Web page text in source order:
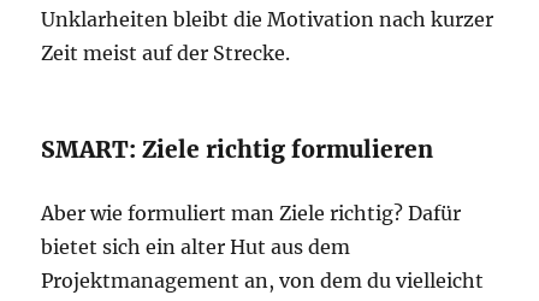
Unklarheiten bleibt die Motivation nach kurzer
Zeit meist auf der Strecke.
SMART: Ziele richtig formulieren
Aber wie formuliert man Ziele richtig? Dafür
bietet sich ein alter Hut aus dem
Projektmanagement an, von dem du vielleicht